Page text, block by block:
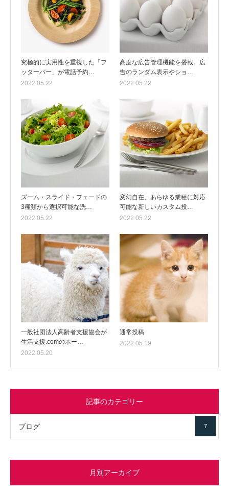
究極的に実用性を重視した「フ
ッターバー」が電話予約…
2022.05.22
高度な広告管理機能を搭載。広
告のランダム表示やショ…
2022.05.22
ズーム・スライド・フェードの
3種類から選択可能な洗…
2022.05.22
変幻自在、あらゆる業種に対応
可能な新しいカスタム投…
2022.05.22
一般社団法人高齢者支援協会が
生活支援.comのホー…
2022.05.20
通常投稿
2022.05.19
記事のカテゴリー
ブログ 7
月別アーカイブ